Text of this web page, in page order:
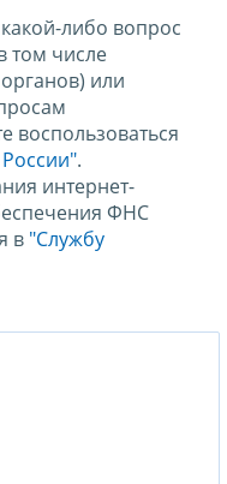
либо вопрос
том числе
или
воспользоваться
.
интернет-
ФНС
в "Службу